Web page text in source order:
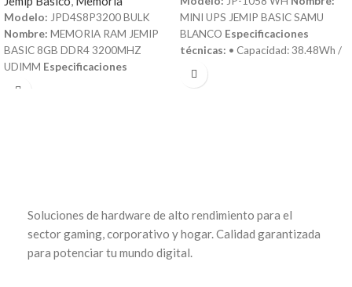
Modelo: JPD4S8P3200 BULK
Nombre: MEMORIA RAM JEMIP
BASIC 8GB DDR4 3200MHZ
UDIMM Especificaciones
calidad para estabilidad y
rendimiento óptimo • Aumento de
velocidad y eficiencia en multitarea
MINI UPS JEMIP BASIC SAMU
BLANCO Especificaciones
técnicas: • Capacidad: 38.48Wh /
Salidas: 5V / 9V / 12V • Corriente
sobrecarga, cortocircuito y
sobrecalentamiento • Color: Blanco
Soluciones de hardware de alto rendimiento para el
sector gaming, corporativo y hogar. Calidad garantizada
para potenciar tu mundo digital.